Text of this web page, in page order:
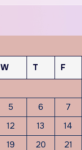
W T F
5 6 7
12 13 14
19 20 21